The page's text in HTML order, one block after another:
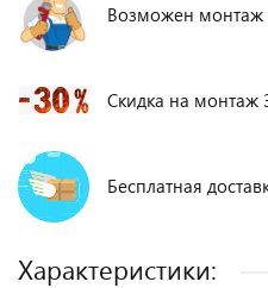
Возможен
Скидка на монтаж
Бесплатная
Характеристики: